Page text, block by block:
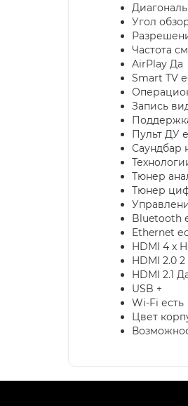
Диагональ
Угол
Частота
AirPlay Да
Smart TV
Запись
Пульт ДУ
Саундбар
Тюнер
Тюнер
Bluetooth
Ethernet
HDMI 4 x
HDMI 2.0 2
HDMI 2.1
USB +
Wi-Fi есть
Цвет